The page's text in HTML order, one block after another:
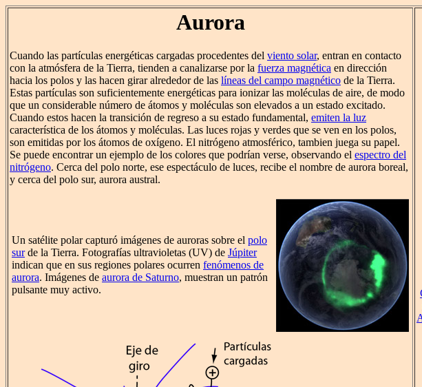
Aurora
Cuando las partículas energéticas cargadas procedentes del viento solar, entran en contacto
con la atmósfera de la Tierra, tienden a canalizarse por la fuerza magnética en dirección
hacia los polos y las hacen girar alrededor de las líneas del campo magnético de la Tierra.
Estas partículas son suficientemente energéticas para ionizar las moléculas de aire, de modo
que un considerable número de átomos y moléculas son elevados a un estado excitado.
Cuando estos hacen la transición de regreso a su estado fundamental, emiten la luz
característica de los átomos y moléculas. Las luces rojas y verdes que se ven en los polos,
son emitidas por los átomos de oxígeno. El nitrógeno atmosférico, tambien juega su papel.
Se puede encontrar un ejemplo de los colores que podrían verse, observando el espectro del
nitrógeno. Cerca del polo norte, ese espectáculo de luces, recibe el nombre de aurora boreal,
y cerca del polo sur, aurora austral.
Un satélite polar capturó imágenes de auroras sobre el polo
surde la Tierra. Fotografías ultravioletas (UV) de Júpiter
indican que en sus regiones polares ocurren fenómenos de
aurora. Imágenes de aurora de Saturno, muestran un patrón
pulsante muy activo.